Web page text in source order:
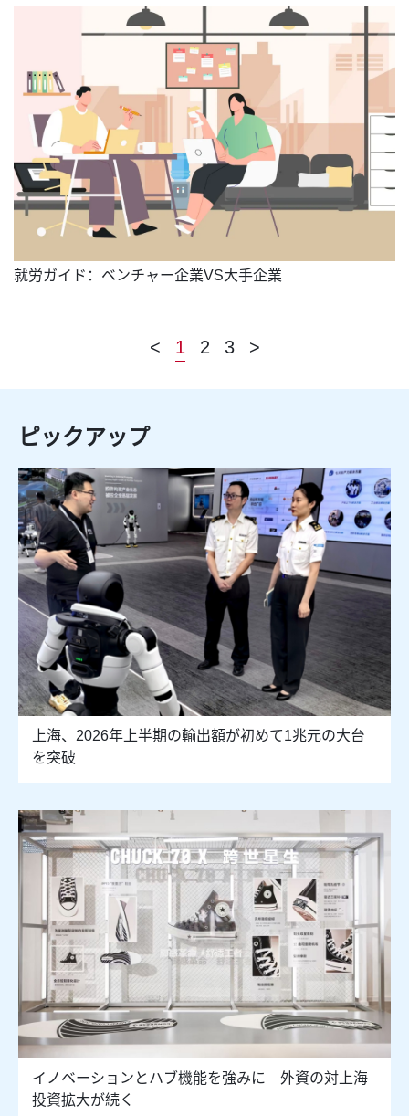
就労ガイド：ベンチャー企業VS大手企業
< 1 2 3 >
ピックアップ
上海、2026年上半期の輸出額が初めて1兆元の大台
を突破
イノベーションとハブ機能を強みに 外資の対上海
投資拡大が続く